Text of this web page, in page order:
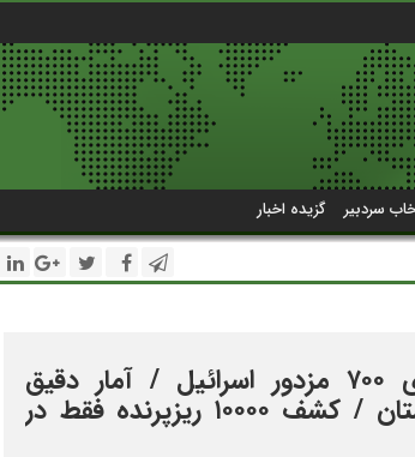
سردبیر گزیده اخبار
طی ۱۲ روز ؛ جزئیات دستگیری ۷۰۰ مزدور اسرائیل / آمار دقیق
دستگیری جاسوس در این ۵ استان / کشف ۱۰۰۰۰ ریزپرنده فقط در